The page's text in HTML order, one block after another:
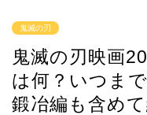
鬼滅の刃
鬼滅の刃映画
は何？いつま
鍛冶編も含めて